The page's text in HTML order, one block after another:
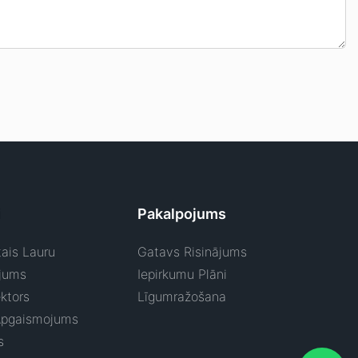
Lauru
Pakalpojums
Gatavs Risinājums
Iepirkumu Plāni
Līgumražošana